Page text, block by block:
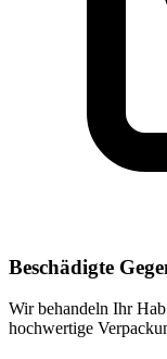
Beschädigte
Wir behandeln Ihr
hochwertige